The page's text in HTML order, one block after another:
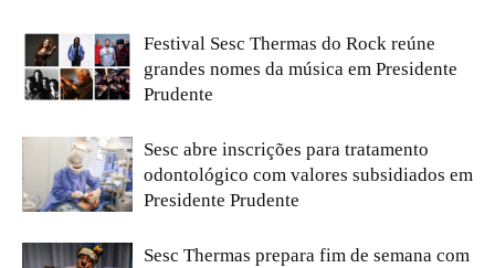
Festival Sesc Thermas do Rock reúne
grandes nomes da música em Presidente
Prudente
Sesc abre inscrições para tratamento
odontológico com valores subsidiados em
Presidente Prudente
Sesc Thermas prepara fim de semana com